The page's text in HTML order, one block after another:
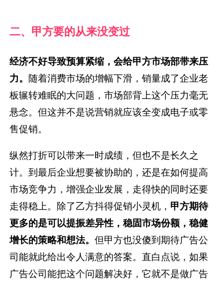
二、甲方要的从来没变过
经济不好导致预算紧缩，会给甲方市场部带来压
力。 随着消费市场的增幅下滑，销量成了企业老
板辗转难眠的大问题，市场部背上这个压力毫无
悬念。但这并不是说营销就应该全变成电子或零
售促销。
纵然打折可以带来一时成绩，但也不是长久之
计。到最后企业想要被协助的，还是在如何提高
市场竞争力，增强企业发展，走得快的同时还要
走得稳上。除了乙方抖得促销小灵机， 甲方期待
更多的是可以提振差异性，稳固市场份额，稳健
增长的策略和想法。但甲方也没傻到期待广告公
司能就此给出令人满意的答案。直白点说，如果
广告公司能把这个问题解决好，它就不是做广告